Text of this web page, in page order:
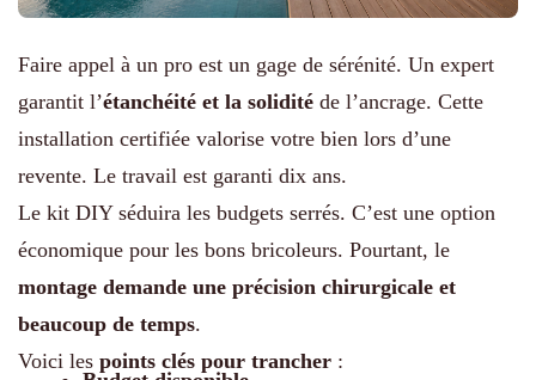
Faire appel à un pro est un gage de sérénité. Un expert
garantit l’étanchéité et la solidité de l’ancrage. Cette
installation certifiée valorise votre bien lors d’une
revente. Le travail est garanti dix ans.
Le kit DIY séduira les budgets serrés. C’est une option
économique pour les bons bricoleurs. Pourtant, le
montage demande une précision chirurgicale et
beaucoup de temps.
Voici les points clés pour trancher :